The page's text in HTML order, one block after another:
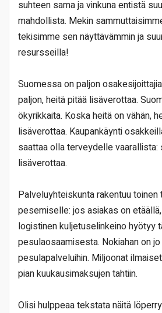
suhteen sama ja vinkuna entistä
mahdollista. Mekin
tekisimme sen näyttävämmin ja
resursseilla!
Suomessa on paljon
paljon, heitä pitää lisäverottaa.
ökyrikkaita. Koska heitä on vähän,
lisäverottaa. Kaupankäynti
saattaa olla terveydelle vaarallista:
lisäverottaa.
Palveluyhteiskunta rakentuu
pesemiselle: jos asiakas on
logistinen kuljetuselinkeino hyötyy
pesulaosaamisesta. Nokiahan on
pesulapalveluihin. Miljoonat
pian kuukausimaksujen tahtiin.
Olisi hulppeaa tekstata näitä